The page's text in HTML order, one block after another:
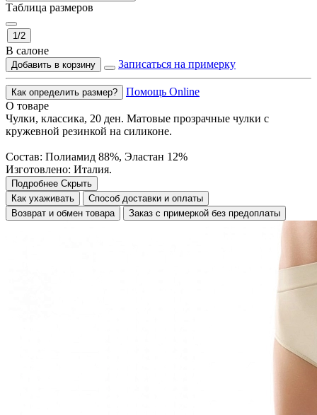
Таблица размеров
1/2
В салоне
Добавить в корзину Записаться на примерку
Как определить размер?
Помощь Online
О товаре
Чулки, классика, 20 ден. Матовые прозрачные чулки с
кружевной резинкой на силиконе.
Состав: Полиамид 88%, Эластан 12%
Изготовлено: Италия.
Подробнее Скрыть
Как ухаживать
Способ доставки и оплаты
Возврат и обмен товара
Заказ с примеркой без предоплаты